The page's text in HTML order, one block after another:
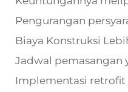
Pengurangan
Biaya Konstruksi
Jadwal pemasangan
Implementasi retrofit